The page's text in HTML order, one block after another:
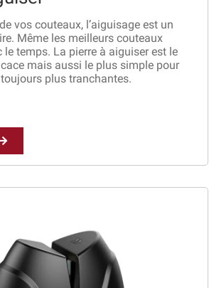
remboursements et de retours
vos couteaux, l’aiguisage est un
Même les meilleurs couteaux
le temps. La pierre à aiguiser est le
mais aussi le plus simple pour
plus tranchantes.